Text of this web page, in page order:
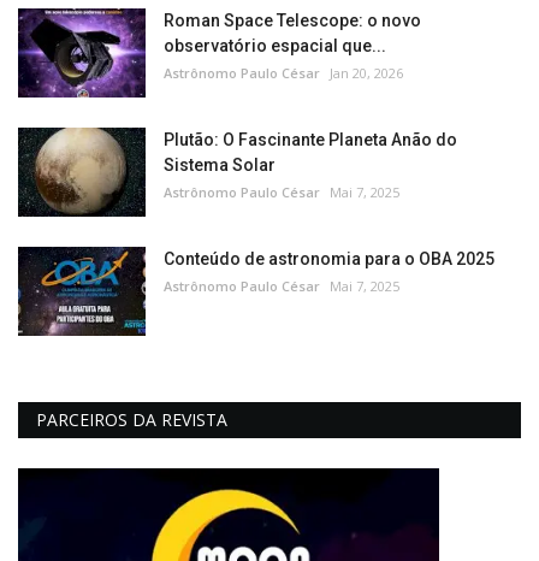
Roman Space Telescope: o novo
observatório espacial que...
Astrônomo Paulo César Jan 20, 2026
Plutão: O Fascinante Planeta Anão do
Sistema Solar
Astrônomo Paulo César Mai 7, 2025
Conteúdo de astronomia para o OBA 2025
Astrônomo Paulo César Mai 7, 2025
PARCEIROS DA REVISTA